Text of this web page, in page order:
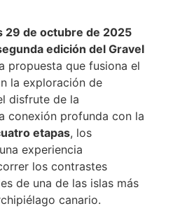
29 de octubre de 2025
edición del Gravel
propuesta que fusiona el
la exploración de
disfrute de la
conexión profunda con la
etapas, los
experiencia
los contrastes
de una de las islas más
canario.